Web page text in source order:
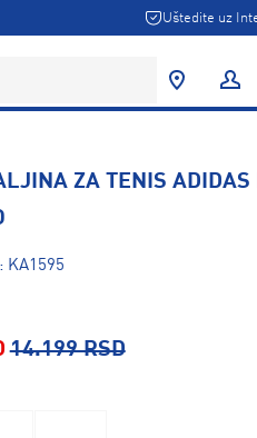
Uštedite uz
ZA TENIS ADIDAS
KA1595
14.199 RSD